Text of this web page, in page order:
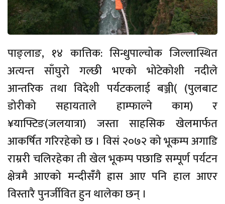
पाङ्लाङ, १४ कात्तिक: सिन्धुपाल्चोक जिल्लास्थित
अत्यन्त साँघुरो गल्छी भएको भोटेकोशी नदीले
आन्तरिक तथा विदेशी पर्यटकलाई बञ्जी( (पुलबाट
डोरीको सहायताले हाम्फाल्ने काम) र
¥याफ्टिङ(जलयात्रा) जस्ता साहसिक खेलमार्फत
आकर्षित गरिरहेको छ । विसं २०७२ को भूकम्प अगाडि
राम्ररी चलिरहेका ती खेल भूकम्प पछाडि सम्पूर्ण पर्यटन
क्षेत्रमै आएको मन्दीसँंगै ह्रास आए पनि हाल आएर
विस्तारै पुनर्जीवित हुन थालेका छन् ।